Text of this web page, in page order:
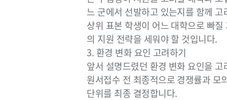
느 군에서 선발하고 있는지를 함께
상위 표본 학생이 어느 대학으로 빠질
의 지원 전략을 세워야 할 것입니다.
3. 환경 변화 요인 고려하기
앞서 설명드렸던 환경 변화 요인을
원서접수 전 최종적으로 경쟁률과 모
단위를 최종 결정합니다.